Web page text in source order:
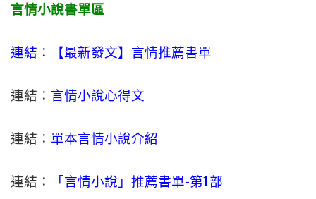
言情小說書單區
連結：【最新發文】 言情推薦書單
連結： 言情小說心得文
連結： 單本言情小說介紹
連結： 「言情小說」推薦書單-第1部